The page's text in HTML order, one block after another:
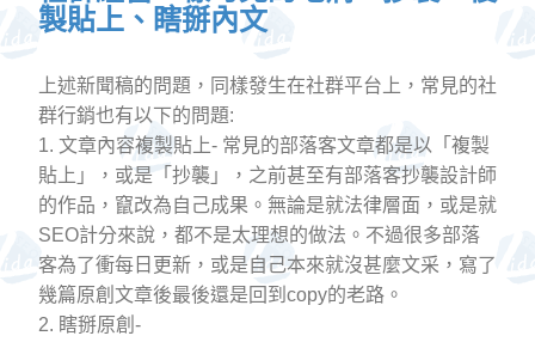
製貼上、瞎掰內文
上述新聞稿的問題，同樣發生在社群平台上，常見的社
群行銷也有以下的問題:
1. 文章內容複製貼上- 常見的部落客文章都是以「複製
貼上」，或是「抄襲」，之前甚至有部落客抄襲設計師
的作品，竄改為自己成果。無論是就法律層面，或是就
SEO計分來說，都不是太理想的做法。不過很多部落
客為了衝每日更新，或是自己本來就沒甚麼文采，寫了
幾篇原創文章後最後還是回到copy的老路。
2. 瞎掰原創-